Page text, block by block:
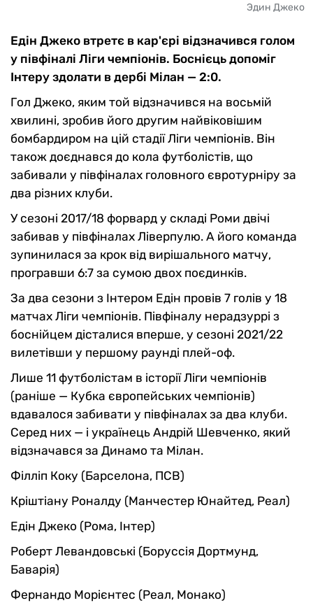
Эдин Джеко
Едін Джеко втретє в кар'єрі відзначився голом
у півфіналі Ліги чемпіонів. Боснієць допоміг
Інтеру здолати в дербі Мілан — 2:0.
Гол Джеко, яким той відзначився на восьмій
хвилині, зробив його другим найвіковішим
бомбардиром на цій стадії Ліги чемпіонів. Він
також доєднався до кола футболістів, що
забивали у півфіналах головного євротурніру за
два різних клуби.
У сезоні 2017/18 форвард у складі Роми двічі
забивав у півфіналах Ліверпулю. А його команда
зупинилася за крок від вирішального матчу,
програвши 6:7 за сумою двох поєдинків.
За два сезони з Інтером Едін провів 7 голів у 18
матчах Ліги чемпіонів. Півфіналу нерадзуррі з
боснійцем дісталися вперше, у сезоні 2021/22
вилетівши у першому раунді плей-оф.
Лише 11 футболістам в історії Ліги чемпіонів
(раніше — Кубка європейських чемпіонів)
вдавалося забивати у півфіналах за два клуби.
Серед них — і українець Андрій Шевченко, який
відзначався за Динамо та Мілан.
Філліп Коку (Барселона, ПСВ)
Кріштіану Роналду (Манчестер Юнайтед, Реал)
Едін Джеко (Рома, Інтер)
Роберт Левандовські (Боруссія Дортмунд,
Баварія)
Фернандо Морієнтес (Реал, Монако)